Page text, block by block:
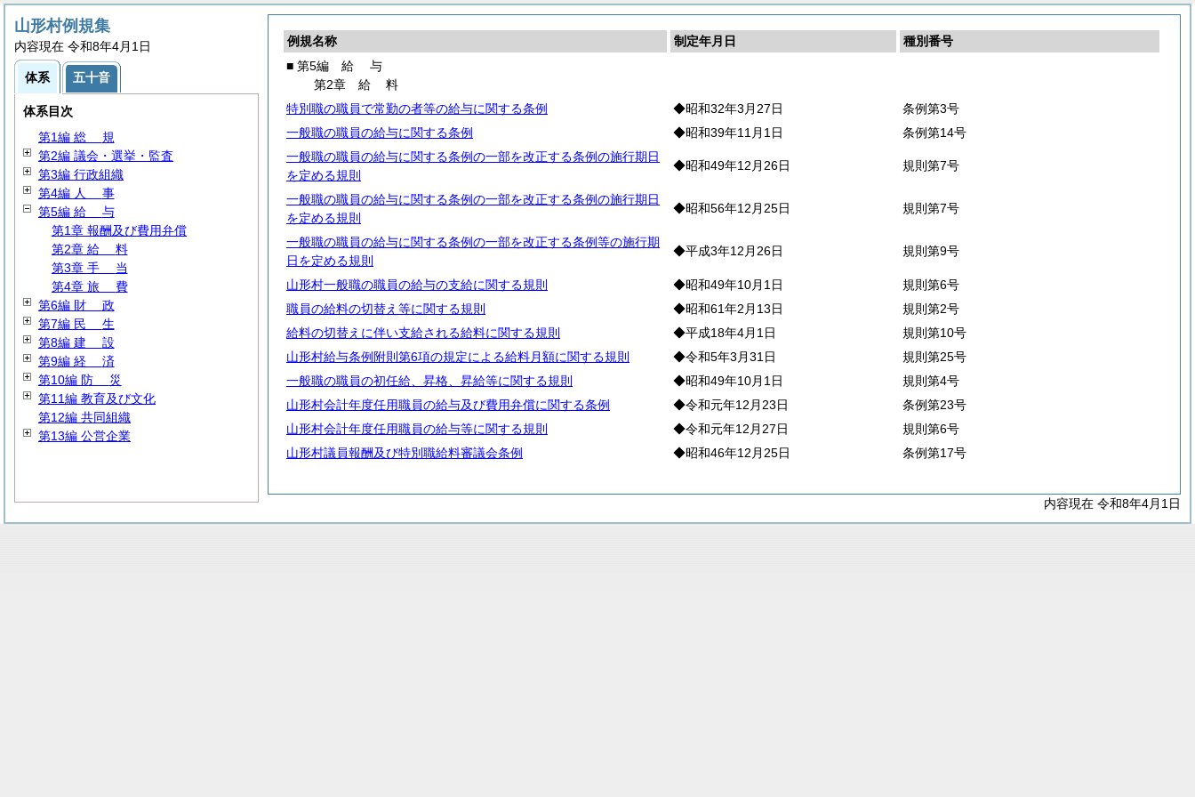
例規名称 制定年月日
種別番号
■ 第5編 給 与
第2章 給料
特別職の職員で常勤の者等の給与に関する条例
◆昭和32年3月27日
条例第3号
一般職の職員の給与に関する条例
◆昭和39年11月1日
条例第14号
一般職の職員の給与に関する条例の一部を改正する条例の施行期日
を定める規則
◆昭和49年12月26日 規則第7号
一般職の職員の給与に関する条例の一部を改正する条例の施行期日
を定める規則
◆昭和56年12月25日 規則第7号
一般職の職員の給与に関する条例の一部を改正する条例等の施行期
日を定める規則
◆平成3年12月26日 規則第9号
山形村一般職の職員の給与の支給に関する規則 ◆昭和49年10月1日
規則第6号
職員の給料の切替え等に関する規則
◆昭和61年2月13日
規則第2号
給料の切替えに伴い支給される給料に関する規則
◆平成18年4月1日
規則第10号
山形村給与条例附則第6項の規定による給料月額に関する規則
◆令和5年3月31日
規則第25号
一般職の職員の初任給、昇格、昇給等に関する規則
◆昭和49年10月1日
規則第4号
山形村会計年度任用職員の給与及び費用弁償に関する条例
◆令和元年12月23日
条例第23号
山形村会計年度任用職員の給与等に関する規則
◆令和元年12月27日
規則第6号
山形村議員報酬及び特別職給料審議会条例
◆昭和46年12月25日 条例第17号
内容現在 令和8年4月1日
山形村例規集
内容現在 令和8年4月1日
体系 五十音
体系目次
第1編 総 規
第2編 議会・選挙・監査
第3編 行政組織
第4編 人 事
第5編 給 与
第1章 報酬及び費用弁償
第2章 給 料
第3章 手 当
第4章 旅 費
第6編 財 政
第7編 民 生
第8編 建 設
第9編 経 済
第10編 防 災
第11編 教育及び文化
第12編 共同組織
第13編 公営企業